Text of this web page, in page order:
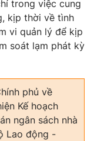
trong việc cung
kịp thời về tình
vi quản lý để kịp
soát lạm phát kỳ
phủ về
Kế hoạch
ngân sách nhà
Lao động -